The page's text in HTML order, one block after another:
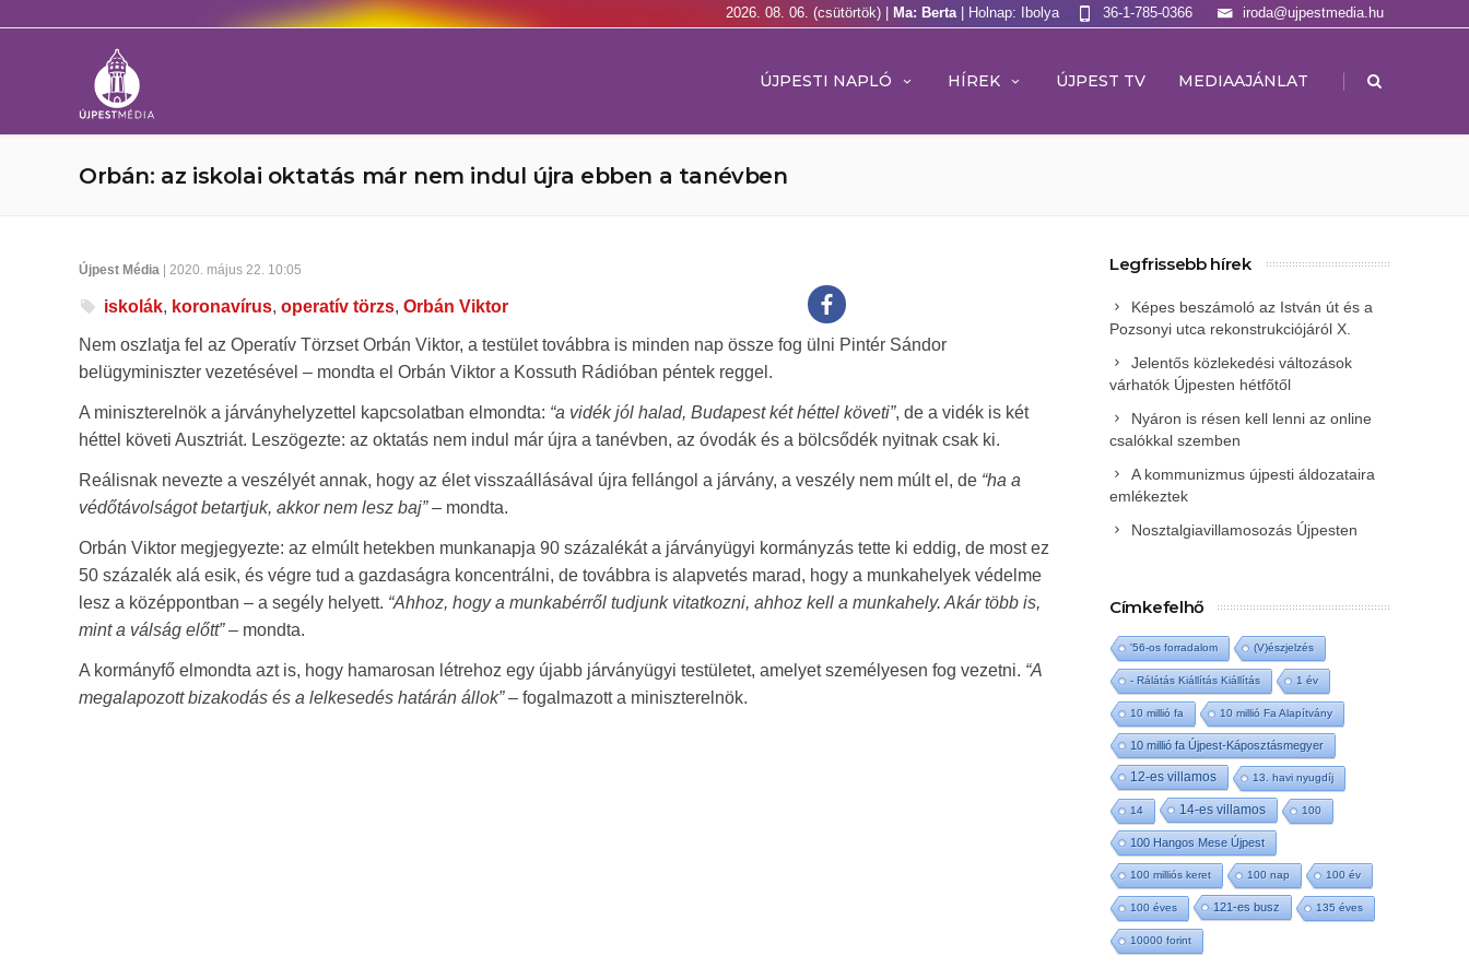
2026. 08. 06. (csütörtök) | Ma: Berta | Holnap: Ibolya iroda@ujpestmedia.hu
36-1-785-0366
ÚJPESTI NAPLÓ HÍREK ÚJPEST TV MEDIAAJÁNLAT |
Orbán: az iskolai oktatás már nem indul újra ebben a tanévben
Újpest Média | 2020. május 22. 10:05
iskolák, koronavírus, operatív törzs, Orbán Viktor
Nem oszlatja fel az Operatív Törzset Orbán Viktor, a testület továbbra is minden nap össze fog ülni Pintér Sándor
belügyminiszter vezetésével – mondta el Orbán Viktor a Kossuth Rádióban péntek reggel.
A miniszterelnök a járványhelyzettel kapcsolatban elmondta: “a vidék jól halad, Budapest két héttel követi”, de a vidék is két
héttel követi Ausztriát. Leszögezte: az oktatás nem indul már újra a tanévben, az óvodák és a bölcsődék nyitnak csak ki.
Reálisnak nevezte a veszélyét annak, hogy az élet visszaállásával újra fellángol a járvány, a veszély nem múlt el, de “ha a
védőtávolságot betartjuk, akkor nem lesz baj”– mondta.
Orbán Viktor megjegyezte: az elmúlt hetekben munkanapja 90 százalékát a járványügyi kormányzás tette ki eddig, de most ez
50 százalék alá esik, és végre tud a gazdaságra koncentrálni, de továbbra is alapvetés marad, hogy a munkahelyek védelme
lesz a középpontban – a segély helyett. “Ahhoz, hogy a munkabérről tudjunk vitatkozni, ahhoz kell a munkahely. Akár több is,
mint a válság előtt”– mondta.
A kormányfő elmondta azt is, hogy hamarosan létrehoz egy újabb járványügyi testületet, amelyet személyesen fog vezetni. “A
megalapozott bizakodás és a lelkesedés határán állok”– fogalmazott a miniszterelnök.
Legfrissebb hírek
Képes beszámoló az István út és a
Pozsonyi utca rekonstrukciójáról X.
Jelentős közlekedési változások
várhatók Újpesten hétfőtől
Nyáron is résen kell lenni az online
csalókkal szemben
A kommunizmus újpesti áldozataira
emlékeztek
Nosztalgiavillamosozás Újpesten
Címkefelhő
'56-os forradalom (V)észjelzés
- Rálátás Kiállítás Kiállítás 1 év
10 millió fa 10 millió Fa Alapítvány
10 millió fa Újpest-Káposztásmegyer
12-es villamos 13. havi nyugdíj
14 14-es villamos 100
100 Hangos Mese Újpest
100 milliós keret 100 nap 100 év
100 éves 121-es busz 135 éves
10000 forint